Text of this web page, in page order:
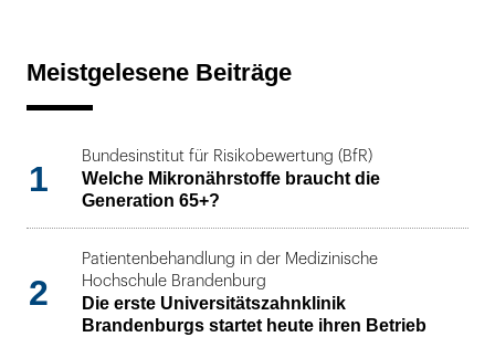
Meistgelesene Beiträge
1
Bundesinstitut für Risikobewertung (BfR)
Welche Mikronährstoffe braucht die
Generation 65+?
2
Patientenbehandlung in der Medizinische
Hochschule Brandenburg
Die erste Universitätszahnklinik
Brandenburgs startet heute ihren Betrieb